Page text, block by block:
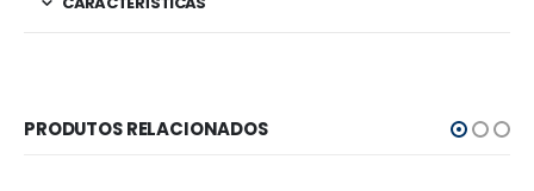
PRODUTOS RELACIONADOS